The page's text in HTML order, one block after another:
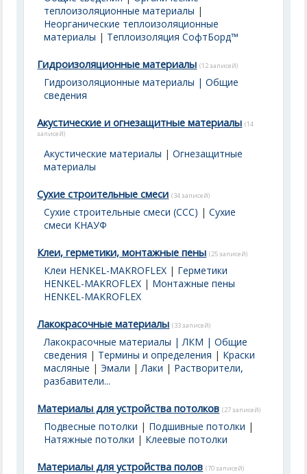
теплоизоляционные материалы |
Неорганические теплоизоляционные
материалы | Теплоизоляция СофтБорд™
Гидроизоляционные материалы (12 записей)
Гидроизоляционные материалы | Общие
сведения
Акустические и огнезащитные материалы (14
записей)
Акустические материалы |Огнезащитные
материалы
Сухие строительные смеси (34 записей)
Сухие строительные смеси (ССС) |Сухие
смеси КНАУФ
Клеи, герметики, монтажные пены (25 записей)
Клеи HENKEL-MAKROFLEX | Герметики
HENKEL-MAKROFLEX | Монтажные пены
HENKEL-MAKROFLEX
Лакокрасочные материалы (33 записей)
Лакокрасочные материалы | ЛКМ | Общие
сведения | Термины и определения | Краски
масляные |Эмали |Лаки | Растворители,
разбавители...
Материалы для устройства потолков (27 записей)
Подвесные потолки | Подшивные потолки |
Натяжные потолки | Клеевые потолки
Материалы для устройства полов (70 записей)